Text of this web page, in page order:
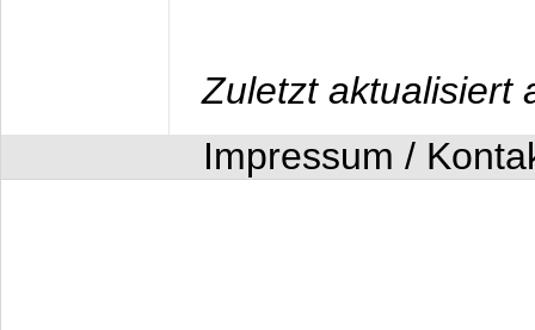
Zuletzt aktualisiert
Impressum /